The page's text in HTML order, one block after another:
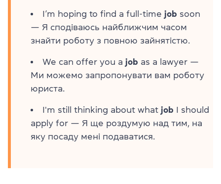
I’m hoping to find a full-time job soon
— Я сподіваюсь найближчим часом
знайти роботу з повною зайнятістю.
We can offer you a job as a lawyer —
Ми можемо запропонувати вам роботу
юриста.
I'm still thinking about what job I should
apply for — Я ще роздумую над тим, на
яку посаду мені подаватися.